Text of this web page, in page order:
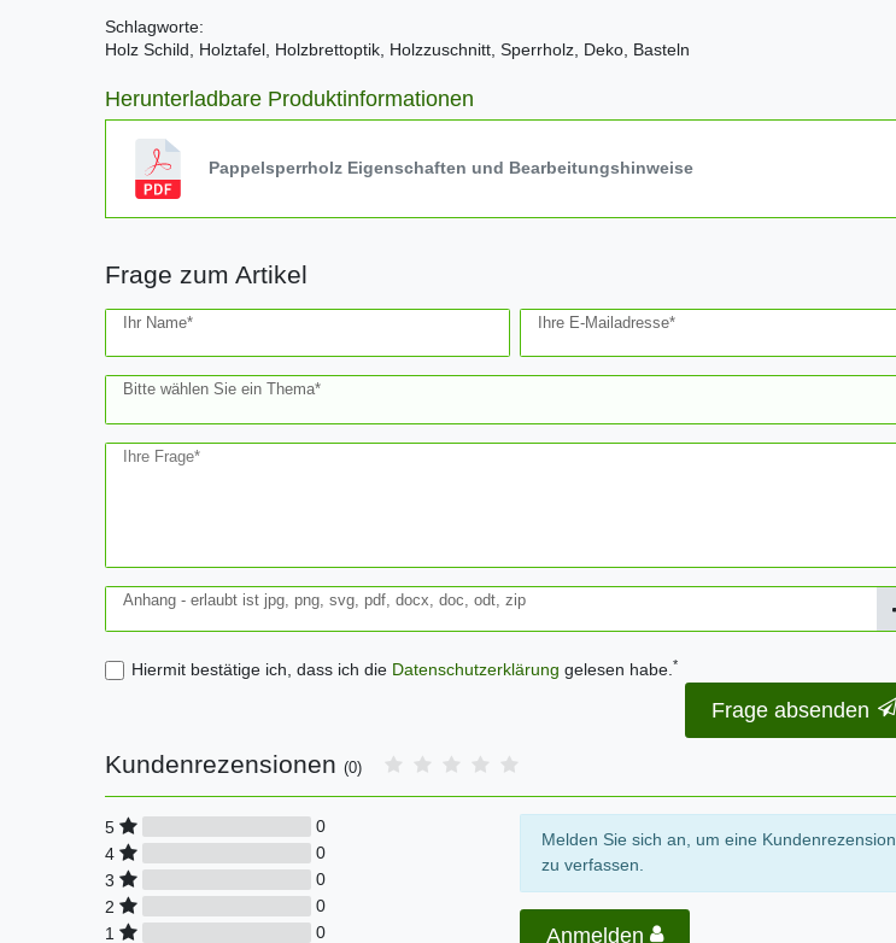
Schlagworte:
Holz Schild, Holztafel, Holzbrettoptik, Holzzuschnitt, Sperrholz, Deko, Basteln
Herunterladbare Produktinformationen
Pappelsperrholz Eigenschaften und Bearbeitungshinweise
Frage zum Artikel
Ihr Name* Ihre E-Mailadresse*
Bitte wählen Sie ein Thema*
Ihre Frage*
Anhang - erlaubt ist jpg, png, svg, pdf, docx, doc, odt, zip
Hiermit bestätige ich, dass ich die Daten­schutz­erklärung gelesen habe. *
Ceres::Template.mailFormHoneypotLabel
Frage absenden
Kundenrezensionen (0)
5
0
4
0
3
0
2
0
1
0
Melden Sie sich an, um eine Kundenrezension
zu verfassen.
Anmelden